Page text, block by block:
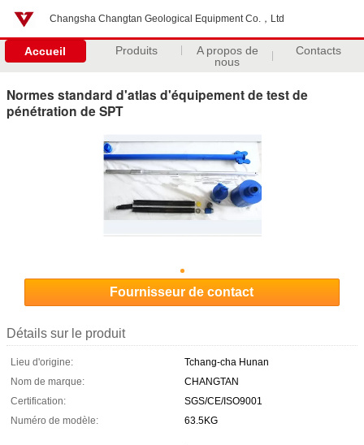
Changsha Changtan Geological Equipment Co.，Ltd
Accueil Produits
A propos de
nous
Contacts
Normes standard d'atlas d'équipement de test de
pénétration de SPT
Fournisseur de contact
Détails sur le produit
Lieu d'origine:
Tchang-cha Hunan
Nom de marque:
CHANGTAN
Certification:
SGS/CE/ISO9001
Numéro de modèle:
63.5KG